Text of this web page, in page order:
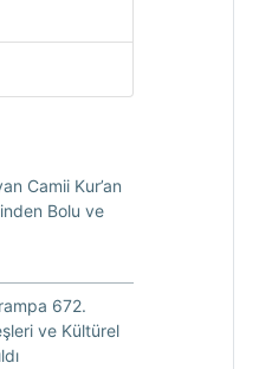
Camii Kur’an
Bolu ve
672.
ve Kültürel